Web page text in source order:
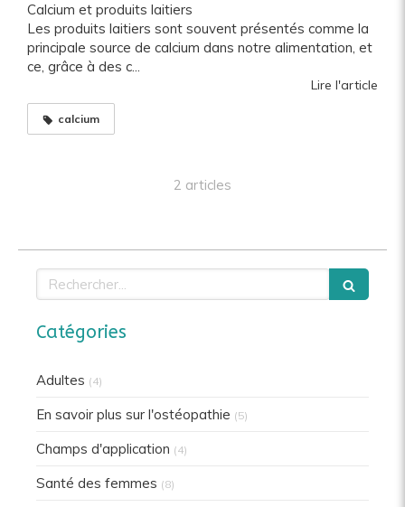
Calcium et produits laitiers
Les produits laitiers sont souvent présentés comme la
principale source de calcium dans notre alimentation, et
ce, grâce à des c...
Lire l'article
calcium
2 articles
Rechercher
Catégories
Adultes (4)
En savoir plus sur l'ostéopathie (5)
Champs d'application (4)
Santé des femmes (8)